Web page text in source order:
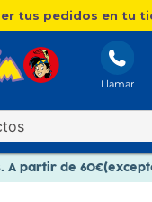
tus pedidos en tu
Llamar
A partir de